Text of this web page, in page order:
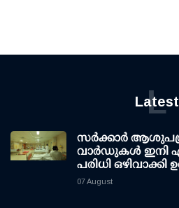
Latest
L
സര്‍ക്കാര്‍
വാര്‍ഡുകള്‍ ഇനി
പരിധി ഒഴിവാക്കി
07 August